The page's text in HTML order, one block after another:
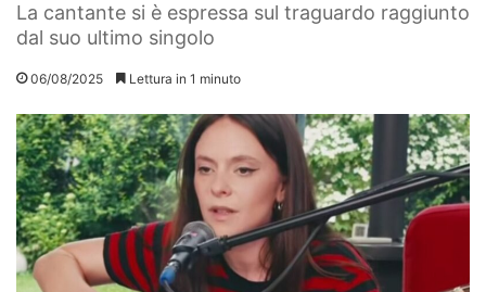
La cantante si è espressa sul traguardo raggiunto
dal suo ultimo singolo
06/08/2025 Lettura in 1 minuto